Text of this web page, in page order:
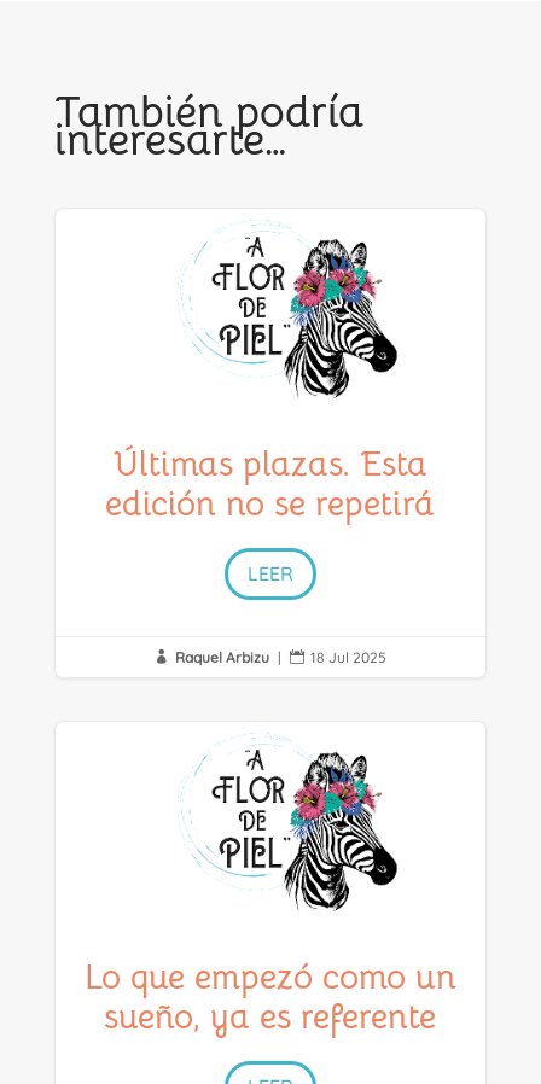
También podría
interesarte…
Últimas plazas. Esta
edición no se repetirá
LEER
 Raquel Arbizu |  18 Jul 2025
Lo que empezó como un
sueño, ya es referente